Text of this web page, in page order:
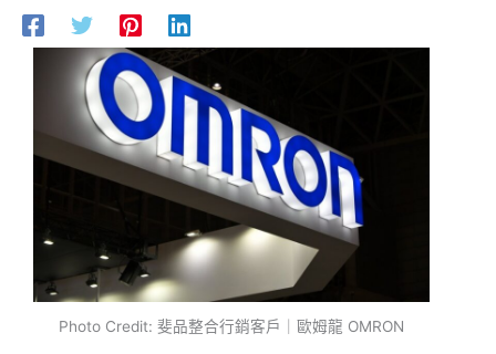
Photo Credit: 斐品整合行銷客戶｜歐姆龍 OMRON